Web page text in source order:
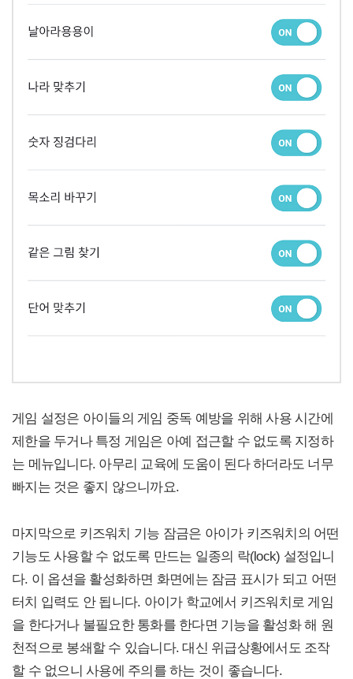
게임 설정은 아이들의 게임 중독 예방을 위해 사용 시간에
제한을 두거나 특정 게임은 아예 접근할 수 없도록 지정하
는 메뉴입니다. 아무리 교육에 도움이 된다 하더라도 너무
빠지는 것은 좋지 않으니까요.
마지막으로 키즈워치 기능 잠금은 아이가 키즈워치의 어떤
기능도 사용할 수 없도록 만드는 일종의 락(lock) 설정입니
다. 이 옵션을 활성화하면 화면에는 잠금 표시가 되고 어떤
터치 입력도 안 됩니다. 아이가 학교에서 키즈워치로 게임
을 한다거나 불필요한 통화를 한다면 기능을 활성화 해 원
천적으로 봉쇄할 수 있습니다. 대신 위급상황에서도 조작
할 수 없으니 사용에 주의를 하는 것이 좋습니다.